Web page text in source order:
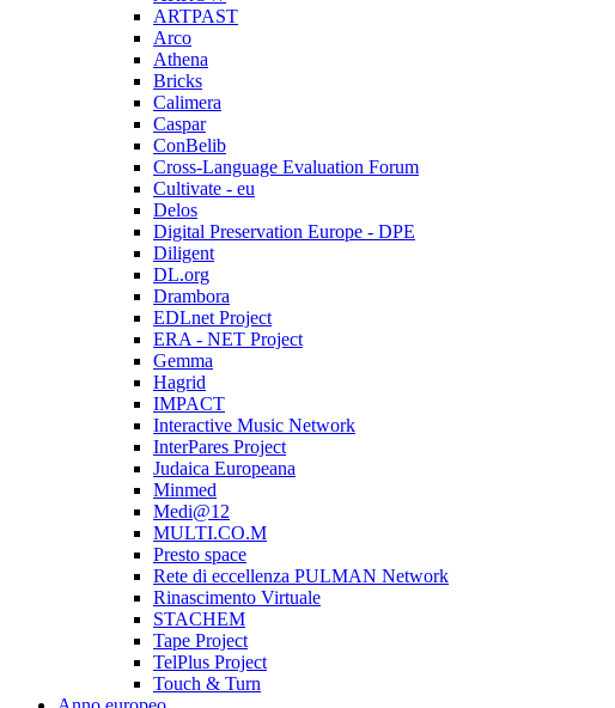
ARTPAST
Arco
Athena
Bricks
Calimera
Caspar
ConBelib
Cross-Language Evaluation Forum
Cultivate - eu
Delos
Digital Preservation Europe - DPE
Diligent
DL.org
Drambora
EDLnet Project
ERA - NET Project
Gemma
Hagrid
IMPACT
Interactive Music Network
InterPares Project
Judaica Europeana
Minmed
Medi@12
MULTI.CO.M
Presto space
Rete di eccellenza PULMAN Network
Rinascimento Virtuale
STACHEM
Tape Project
TelPlus Project
Touch & Turn